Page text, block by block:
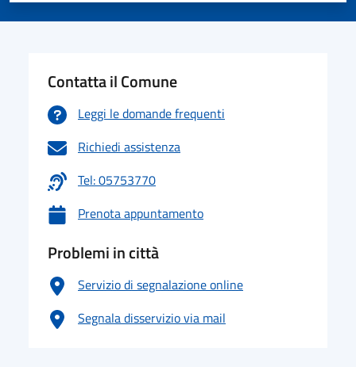
Contatta il Comune
Leggi le domande frequenti
Richiedi assistenza
Tel: 05753770
Prenota appuntamento
Problemi in città
Servizio di segnalazione online
Segnala disservizio via mail